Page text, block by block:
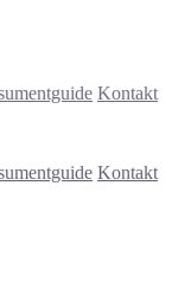
Kontakt
Kontakt